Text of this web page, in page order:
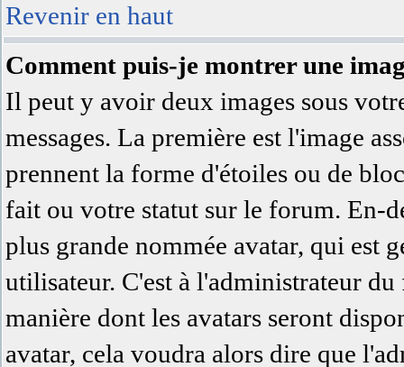
Revenir en haut
Comment puis-je montrer une
Il peut y avoir deux images sous
messages. La première est l'image
prennent la forme d'étoiles ou de
fait ou votre statut sur le forum. En-
plus grande nommée avatar, qui est
utilisateur. C'est à l'administrateur
manière dont les avatars seront
avatar, cela voudra alors dire que